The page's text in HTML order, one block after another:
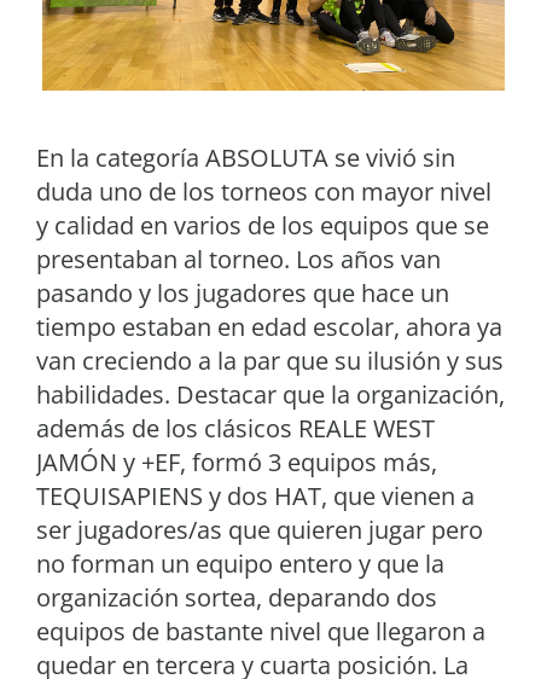
En la categoría ABSOLUTA se vivió sin
duda uno de los torneos con mayor nivel
y calidad en varios de los equipos que se
presentaban al torneo. Los años van
pasando y los jugadores que hace un
tiempo estaban en edad escolar, ahora ya
van creciendo a la par que su ilusión y sus
habilidades. Destacar que la organización,
además de los clásicos REALE WEST
JAMÓN y +EF, formó 3 equipos más,
TEQUISAPIENS y dos HAT, que vienen a
ser jugadores/as que quieren jugar pero
no forman un equipo entero y que la
organización sortea, deparando dos
equipos de bastante nivel que llegaron a
quedar en tercera y cuarta posición. La